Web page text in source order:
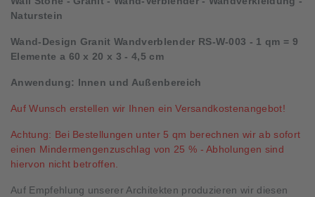
Naturstein
Wand-Design Granit Wandverblender RS-W-003 - 1 qm = 9
Elemente a 60 x 20 x 3 - 4,5 cm
Anwendung: Innen und Außenbereich
Auf Wunsch erstellen wir Ihnen ein Versandkostenangebot!
Achtung: Bei Bestellungen unter 5 qm berechnen wir ab sofort
einen Mindermengenzuschlag von 25 % - Abholungen sind
hiervon nicht betroffen.
Auf Empfehlung unserer Architekten produzieren wir diesen